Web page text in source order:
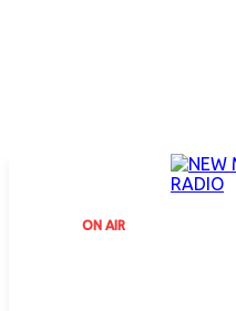
ON AIR